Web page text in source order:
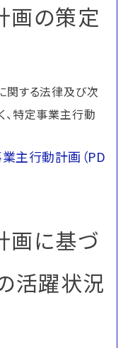
画の策定
する法律及び次
特定事業主行動
主行動計画（PD
画に基づ
活躍状況